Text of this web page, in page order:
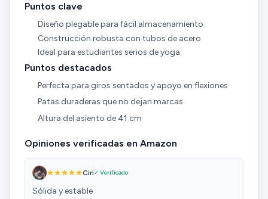
Puntos clave
Diseño plegable para fácil almacenamiento
Construcción robusta con tubos de acero
Ideal para estudiantes serios de yoga
Puntos destacados
Perfecta para giros sentados y apoyo en flexiones
Patas duraderas que no dejan marcas
Altura del asiento de 41 cm
Opiniones verificadas en Amazon
Ciri✓ Verificado
Sólida y estable